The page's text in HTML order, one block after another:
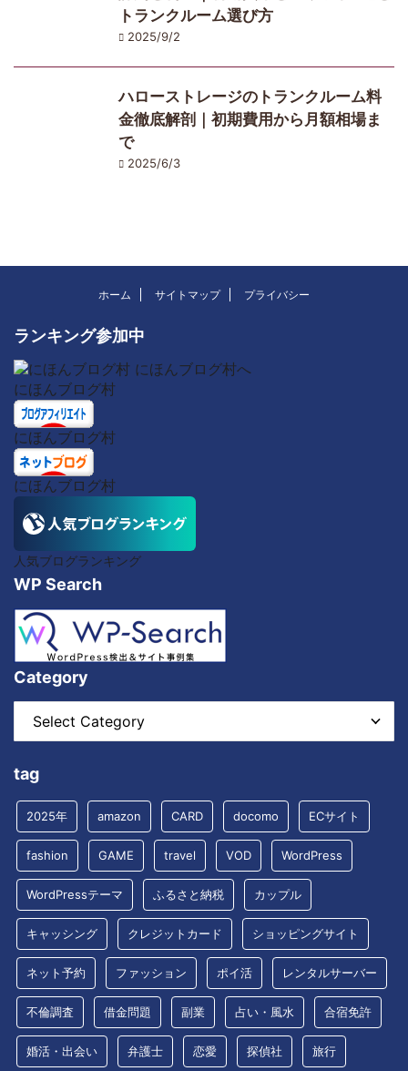
トランクルーム選び方
2025/9/2
ハローストレージのトランクルーム料
金徹底解剖｜初期費用から月額相場ま
で
2025/6/3
ホーム サイトマップ プライバシー
ランキング参加中
にほんブログ村
にほんブログ村
にほんブログ村
人気ブログランキング
WP Search
Category
tag
2025年 amazon CARD docomo ECサイト
fashion GAME travel VOD WordPress
WordPressテーマ ふるさと納税 カップル
キャッシング クレジットカード ショッピングサイト
ネット予約 ファッション ポイ活 レンタルサーバー
不倫調査 借金問題 副業 占い・風水 合宿免許
婚活・出会い 弁護士 恋愛 探偵社 旅行